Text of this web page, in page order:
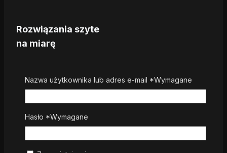
Rozwiązania szyte
na miarę
Nazwa użytkownika lub adres e-mail *Wymagane
Hasło *Wymagane